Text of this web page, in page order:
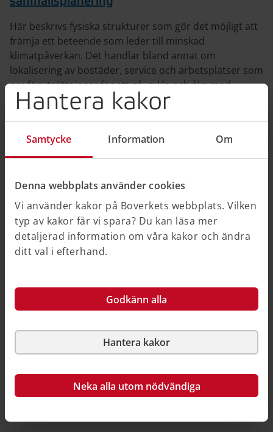
Hantera kakor
Samtycke Information Om
Denna webbplats använder cookies
Vi använder kakor på Boverkets webbplats. Vilken
typ av kakor får vi spara? Du kan läsa mer
detaljerad information om våra kakor och ändra
ditt val i efterhand.
Godkänn alla
Hantera kakor
Neka alla utom nödvändiga
Här beskrivs fysiska strukturer som gör det möjligt att
främja ett beteende som leder till minskad
klimatpåverkan. Det handlar bland annat om
lokalisering av bostäder, service och arbetsplatser som
ger förutsättningar för att gå, cykla och åka med
kollektiva transportsystem.
Minska transportsystemets klimatpåverkan
Här presenteras hur kommunen kan arbeta för att
åstadkomma ett långsiktigt hållbart transportsystem.
förutsättningar för kollektivtrafiken, gatuutformning
som gynnar gång- och cykeltrafik till att använda